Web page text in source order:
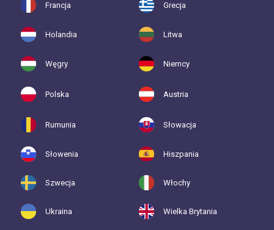
Francja Grecja
Holandia Litwa
Węgry Niemcy
Polska Austria
Rumunia Słowacja
Słowenia Hiszpania
Szwecja Włochy
Ukraina Wielka Brytania